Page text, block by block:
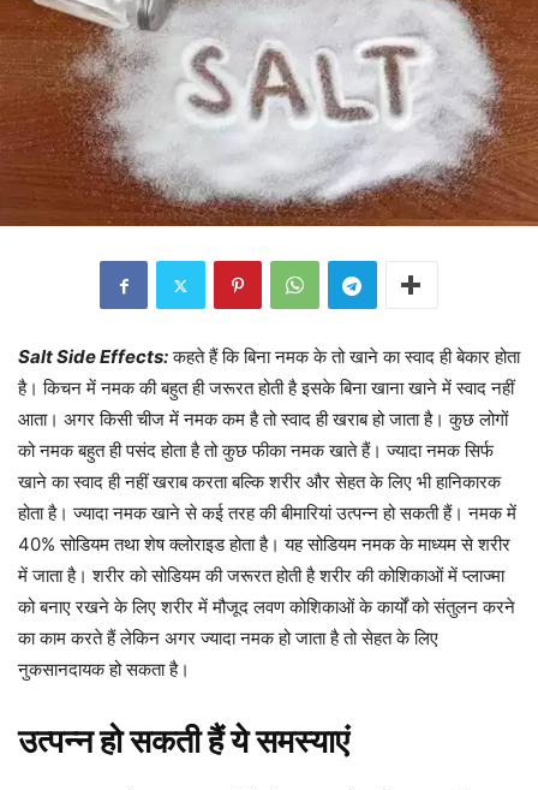
Salt Side Effects: कहते हैं कि बिना नमक के तो खाने का स्वाद ही बेकार होता
है। किचन में नमक की बहुत ही जरूरत होती है इसके बिना खाना खाने में स्वाद नहीं
आता। अगर किसी चीज में नमक कम है तो स्वाद ही खराब हो जाता है। कुछ लोगों
को नमक बहुत ही पसंद होता है तो कुछ फीका नमक खाते हैं। ज्यादा नमक सिर्फ
खाने का स्वाद ही नहीं खराब करता बल्कि शरीर और सेहत के लिए भी हानिकारक
होता है। ज्यादा नमक खाने से कई तरह की बीमारियां उत्पन्न हो सकती हैं। नमक में
40% सोडियम तथा शेष क्लोराइड होता है। यह सोडियम नमक के माध्यम से शरीर
में जाता है। शरीर को सोडियम की जरूरत होती है शरीर की कोशिकाओं में प्लाज्मा
को बनाए रखने के लिए शरीर में मौजूद लवण कोशिकाओं के कार्यों को संतुलन करने
का काम करते हैं लेकिन अगर ज्यादा नमक हो जाता है तो सेहत के लिए
नुकसानदायक हो सकता है।
उत्पन्न हो सकती हैं ये समस्याएं